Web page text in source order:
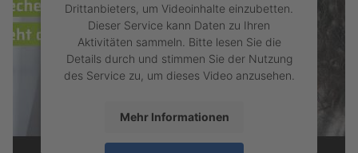
Drittanbieters, um Videoinhalte einzubetten.
Dieser Service kann Daten zu Ihren
Aktivitäten sammeln. Bitte lesen Sie die
Details durch und stimmen Sie der Nutzung
des Service zu, um dieses Video anzusehen.
Mehr Informationen